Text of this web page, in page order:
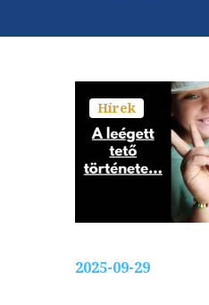
KAPCSOLAT
Hírek
2025-09-29